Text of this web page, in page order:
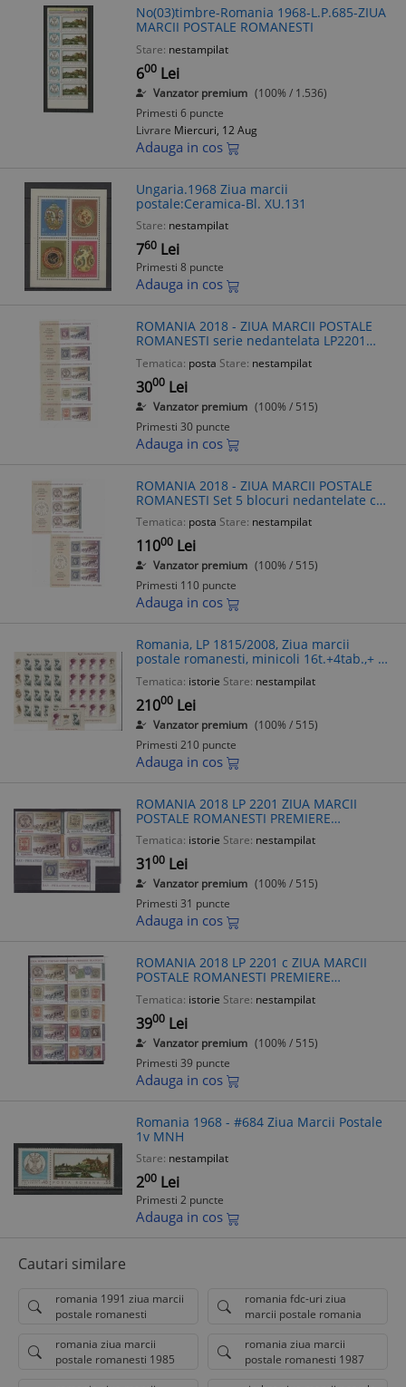
No(03)timbre-Romania 1968-L.P.685-ZIUA
MARCII POSTALE ROMANESTI
Stare: nestampilat
600 Lei
Vanzator premium (100% / 1.536)
Primesti 6 puncte
Livrare Miercuri, 12 Aug
Adauga in cos
Ungaria.1968 Ziua marcii
postale:Ceramica-Bl. XU.131
Stare: nestampilat
760 Lei
Primesti 8 puncte
Adauga in cos
ROMANIA 2018 - ZIUA MARCII POSTALE
ROMANESTI serie nedantelata LP2201
MNH**
Tematica: posta Stare: nestampilat
3000 Lei
Vanzator premium (100% / 515)
Primesti 30 puncte
Adauga in cos
ROMANIA 2018 - ZIUA MARCII POSTALE
ROMANESTI Set 5 blocuri nedantelate cu
3 timbre LP2201A MNH**
Tematica: posta Stare: nestampilat
11000 Lei
Vanzator premium (100% / 515)
Primesti 110 puncte
Adauga in cos
Romania, LP 1815/2008, Ziua marcii
postale romanesti, minicoli 16t.+4tab.,+ LP
1815b,bloc de 2 timbre, MNH
Tematica: istorie Stare: nestampilat
21000 Lei
Vanzator premium (100% / 515)
Primesti 210 puncte
Adauga in cos
ROMANIA 2018 LP 2201 ZIUA MARCII
POSTALE ROMANESTI PREMIERE
FILATELICE SERIE COMPLETA MNH
NESTAMPILATA
Tematica: istorie Stare: nestampilat
3100 Lei
Vanzator premium (100% / 515)
Primesti 31 puncte
Adauga in cos
ROMANIA 2018 LP 2201 c ZIUA MARCII
POSTALE ROMANESTI PREMIERE
FILATELICE SERIE CU VINIETA MNH
NESTAMPILATA
Tematica: istorie Stare: nestampilat
3900 Lei
Vanzator premium (100% / 515)
Primesti 39 puncte
Adauga in cos
Romania 1968 - #684 Ziua Marcii Postale
1v MNH
Stare: nestampilat
200 Lei
Primesti 2 puncte
Adauga in cos
Cautari similare
romania 1991 ziua marcii
postale romanesti
romania fdc-uri ziua
marcii postale romania
romania ziua marcii
postale romanesti 1985
romania ziua marcii
postale romanesti 1987